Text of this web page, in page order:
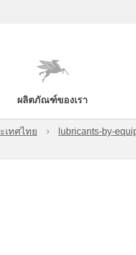
ผลิตภัณฑ์ของเรา
ทศไทย
lubricants-by-